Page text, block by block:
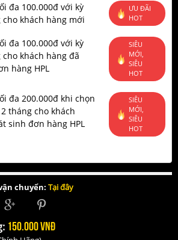
đa 100.000đ với kỳ
cho khách hàng mới
ƯU ĐÃI
HOT
đa 100.000đ với kỳ
khách hàng đã
hàng HPL
SIÊU
MỚI,
SIÊU
HOT
đa 200.000đ khi chọn
tháng cho khách
sinh đơn hàng HPL
SIÊU
MỚI,
SIÊU
HOT
chuyển: Tại đây
150.000 VNĐ